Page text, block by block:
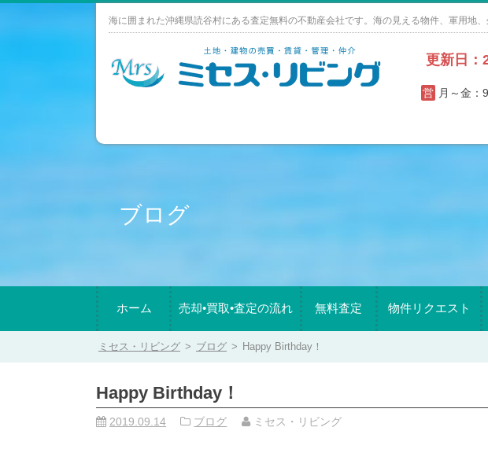
海に囲まれた沖縄県読谷村にある査定無料の不動産会社です。海の見える物件、軍用地
更新日：
営 月～金：
ブログ
ホーム 売却•買取•査定の流れ 無料査定 物件リクエスト
ミセス・リビング > ブログ > Happy Birthday！
Happy Birthday！
2019.09.14 ブログ ミセス・リビング